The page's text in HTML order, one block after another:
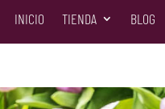
INICIO TIENDA BLOG